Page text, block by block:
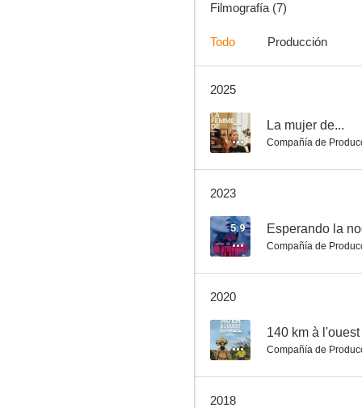
Filmografía (7)
Todo Producción
2025
-- La mujer de...
Compañía de
2023
5.9 Esperando la
Compañía de
2020
-- 140 km à
Compañía de
2018